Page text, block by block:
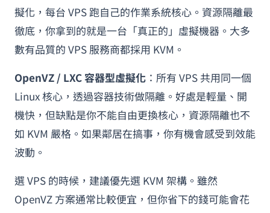
擬化，每台 VPS 跑自己的作業系統核心。資源隔離最
徹底，你拿到的就是一台「真正的」虛擬機器。大多
數有品質的 VPS 服務商都採用 KVM。
OpenVZ / LXC 容器型虛擬化 ：所有 VPS 共用同一個
Linux 核心，透過容器技術做隔離。好處是輕量、開
機快，但缺點是你不能自由更換核心，資源隔離也不
如 KVM 嚴格。如果鄰居在搞事，你有機會感受到效能
波動。
選 VPS 的時候，建議優先選 KVM 架構。雖然
OpenVZ 方案通常比較便宜，但你省下的錢可能會花